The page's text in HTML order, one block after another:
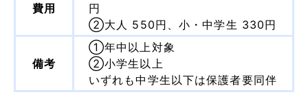
費用
円
②大人 550円、小・中学生 330円
備考
①年中以上対象
②小学生以上
いずれも中学生以下は保護者要同伴